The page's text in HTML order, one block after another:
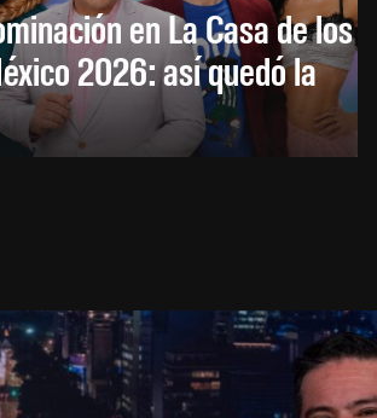
en La Casa de los
2026: así quedó la